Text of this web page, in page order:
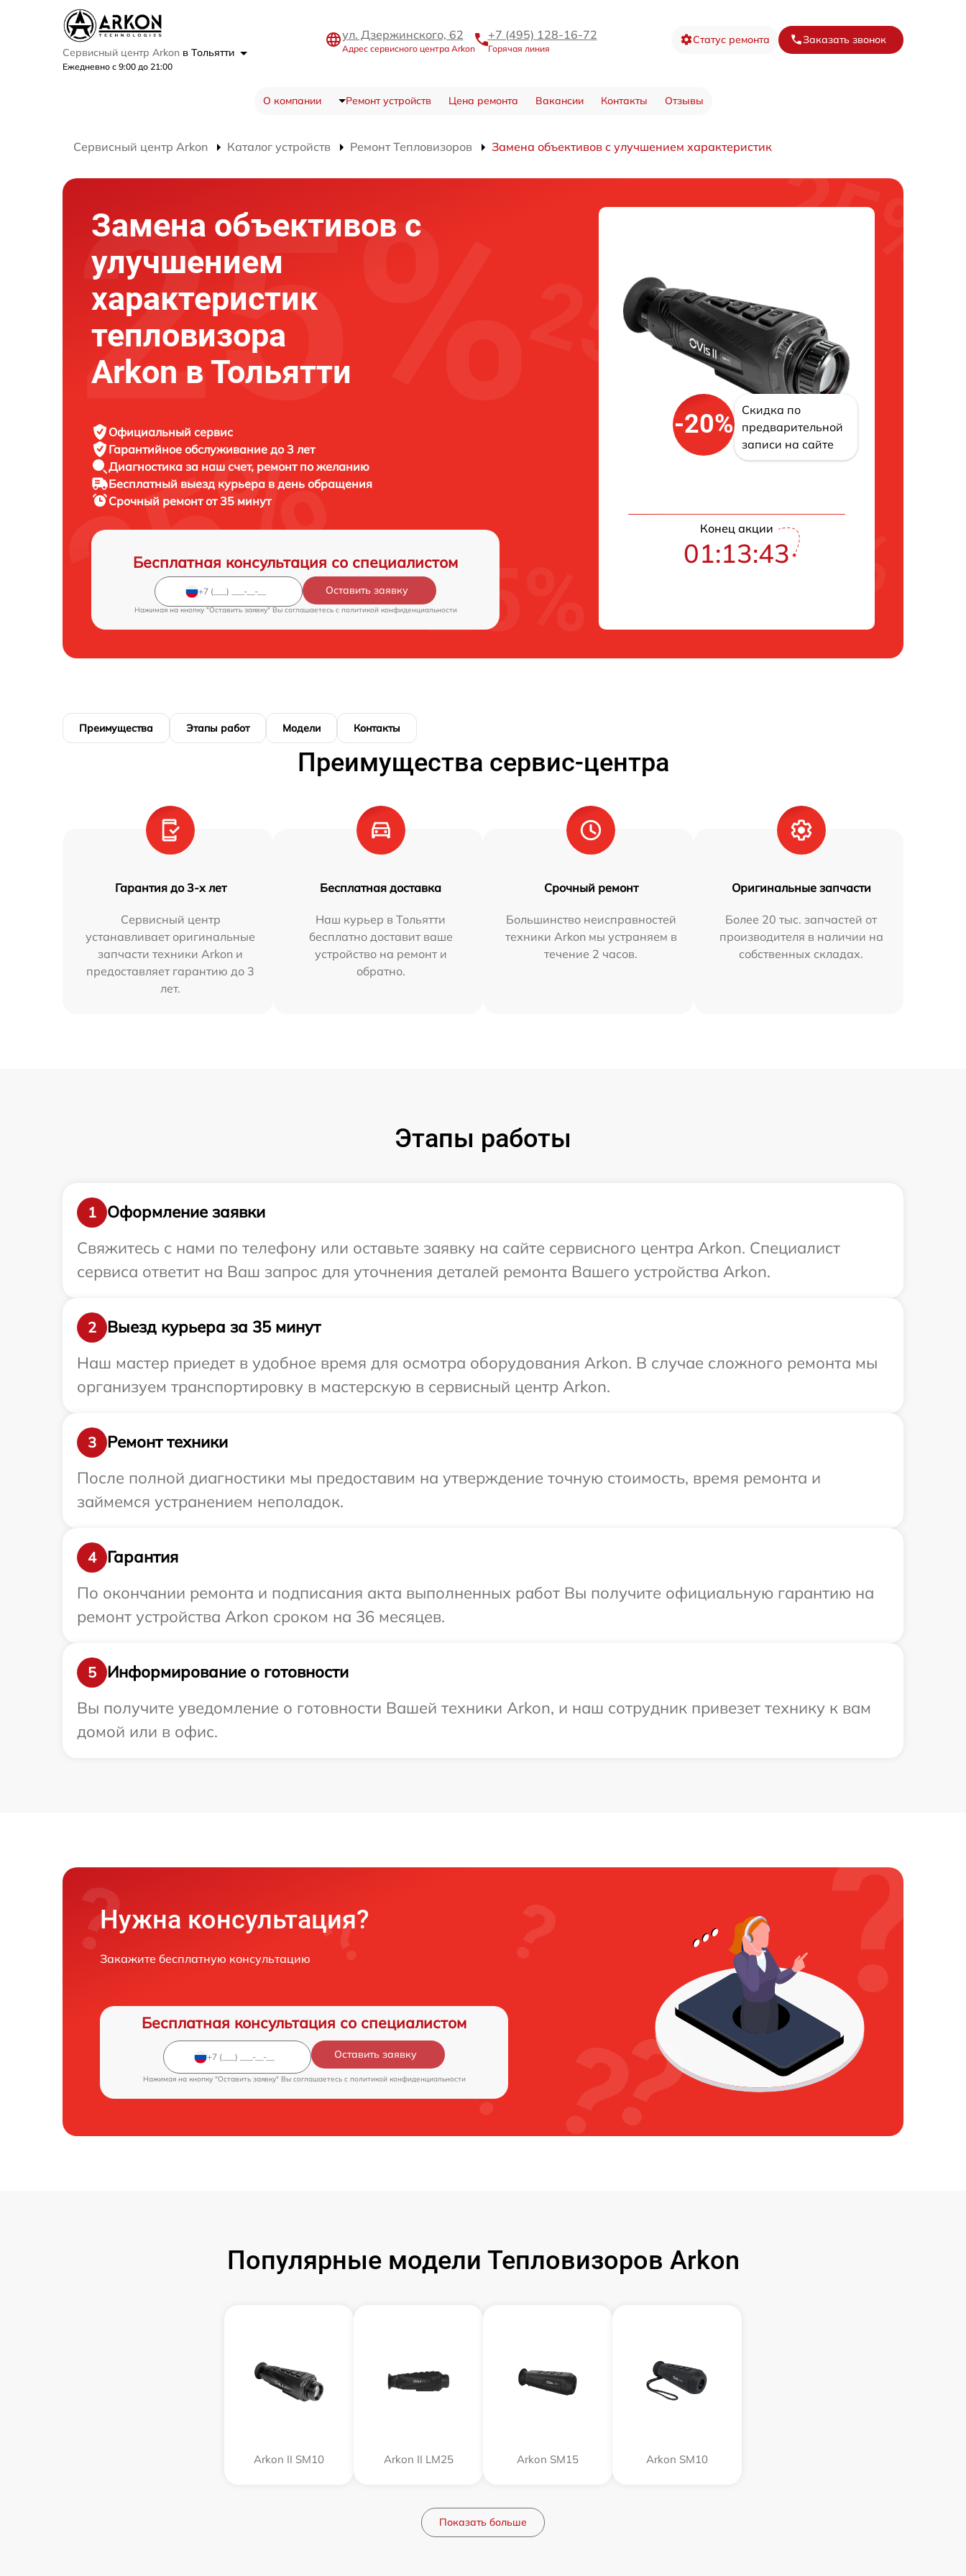
Сервисный центр Arkon в Тольятти
Ежедневно с 9:00 до 21:00
ул. Дзержинского, 62
Адрес сервисного центра Arkon
+7 (495) 128-16-72
Горячая линия
Статус ремонта Заказать звонок
О компании Ремонт устройств Цена ремонта Вакансии Контакты Отзывы
Сервисный центр Arkon Каталог устройств Ремонт Тепловизоров Замена объективов с улучшением характеристик
Замена объективов с
улучшением
характеристик
тепловизора
Arkon в Тольятти
Официальный сервис
Гарантийное обслуживание до 3 лет
Диагностика за наш счет, ремонт по желанию
Бесплатный выезд курьера в день обращения
Срочный ремонтот 35 минут
Бесплатная консультация со специалистом
Оставить заявку
Нажимая на кнопку "Оставить заявку" Вы соглашаетесь c политикой конфиденциальности
-20%
Скидка по
предварительной
записи на сайте
Конец акции
01:13:43
Преимущества Этапы работ Модели Контакты
Преимущества сервис-центра
Гарантия до 3-х лет
Сервисный центр
устанавливает оригинальные
запчасти техники Arkon и
предоставляет гарантию до 3
лет.
Бесплатная доставка
Наш курьер в Тольятти
бесплатно доставит ваше
устройство на ремонт и
обратно.
Срочный ремонт
Большинство неисправностей
техники Arkon мы устраняем в
течение 2 часов.
Оригинальные запчасти
Более 20 тыс. запчастей от
производителя в наличии на
собственных складах.
Этапы работы
1
Оформление заявки
Свяжитесь с нами по телефону или оставьте заявку на сайте сервисного центра Arkon. Специалист
сервиса ответит на Ваш запрос для уточнения деталей ремонта Вашего устройства Arkon.
2
Выезд курьера за 35 минут
Наш мастер приедет в удобное время для осмотра оборудования Arkon. В случае сложного ремонта мы
организуем транспортировку в мастерскую в сервисный центр Arkon.
3
Ремонт техники
После полной диагностики мы предоставим на утверждение точную стоимость, время ремонта и
займемся устранением неполадок.
4
Гарантия
По окончании ремонта и подписания акта выполненных работ Вы получите официальную гарантию на
ремонт устройства Arkon сроком на 36 месяцев.
5
Информирование о готовности
Вы получите уведомление о готовности Вашей техники Arkon, и наш сотрудник привезет технику к вам
домой или в офис.
Нужна консультация?
Закажите бесплатную консультацию
Бесплатная консультация со специалистом
Оставить заявку
Нажимая на кнопку "Оставить заявку" Вы соглашаетесь c политикой конфиденциальности
Популярные модели Тепловизоров Arkon
Arkon II SM10 Arkon II LM25 Arkon SM15 Arkon SM10
Показать больше